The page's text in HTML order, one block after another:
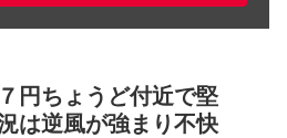
円ちょうど付近で堅
は逆風が強まり不快